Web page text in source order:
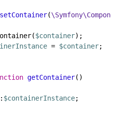
setContainer(
$container);
= $container;
getContainer( )
$containerInstance;